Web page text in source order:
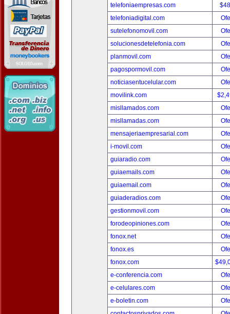
telefoniaempresas.com
telefoniadigital.com
sutelefonomovil.com
solucionesdetelefonia.com
planmovil.com
pagospormovil.com
noticiasentucelular.com
movilink.com
misllamados.com
misllamadas.com
mensajeriaempresarial.com
i-movil.com
guiaradio.com
guiaemails.com
guiaemail.com
guiaderadios.com
gestionmovil.com
forodeopiniones.com
fonox.net
fonox.es
fonox.com
e-conferencia.com
e-celulares.com
e-boletin.com